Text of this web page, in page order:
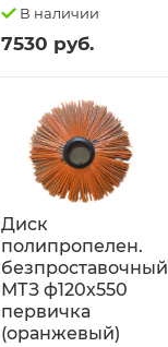
В наличии
7530 руб.
Диск
полипропелен.
безпроставочный
МТЗ ф120х550
первичка
(оранжевый)